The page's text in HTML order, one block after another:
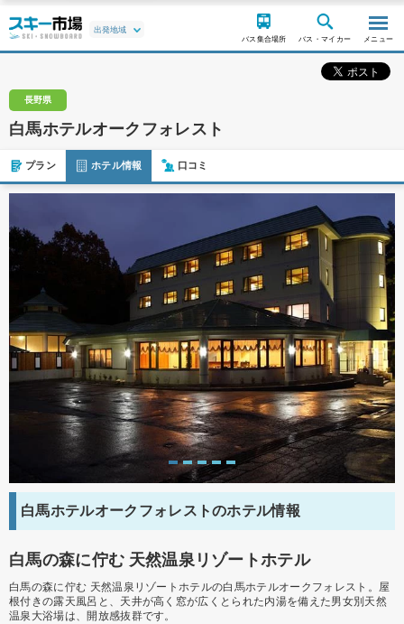
バス集合場所 バス・マイカー メニュー
長野県
白馬ホテルオークフォレスト
プラン ホテル情報 口コミ
白馬ホテルオークフォレストのホテル情報
白馬の森に佇む 天然温泉リゾートホテル
白馬の森に佇む 天然温泉リゾートホテルの白馬ホテルオークフォレスト。屋
根付きの露天風呂と、天井が高く窓が広くとられた内湯を備えた男女別天然
温泉大浴場は、開放感抜群です。